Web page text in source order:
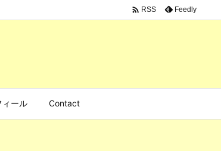
ィール Contact
 RSS Feedly